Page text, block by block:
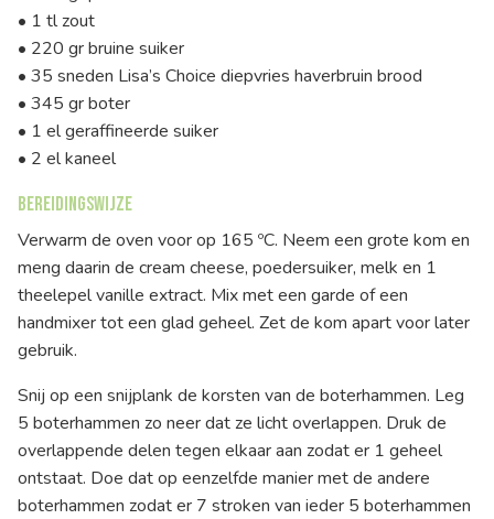
• 1 tl zout
• 220 gr bruine suiker
• 35 sneden Lisa’s Choice diepvries haverbruin brood
• 345 gr boter
• 1 el geraffineerde suiker
• 2 el kaneel
Bereidingswijze
Verwarm de oven voor op 165 ºC. Neem een grote kom en
meng daarin de cream cheese, poedersuiker, melk en 1
theelepel vanille extract. Mix met een garde of een
handmixer tot een glad geheel. Zet de kom apart voor later
gebruik.
Snij op een snijplank de korsten van de boterhammen. Leg
5 boterhammen zo neer dat ze licht overlappen. Druk de
overlappende delen tegen elkaar aan zodat er 1 geheel
ontstaat. Doe dat op eenzelfde manier met de andere
boterhammen zodat er 7 stroken van ieder 5 boterhammen